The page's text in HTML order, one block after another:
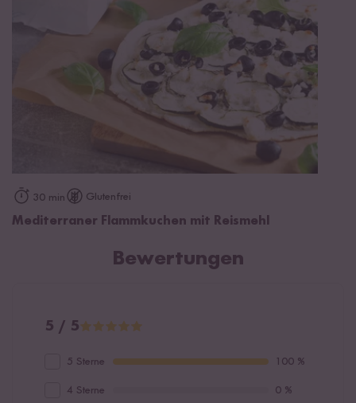
30 min Glutenfrei
Mediterraner Flammkuchen mit Reismehl
Bewertungen
5 / 5
5 Sterne 100 %
4 Sterne 0 %